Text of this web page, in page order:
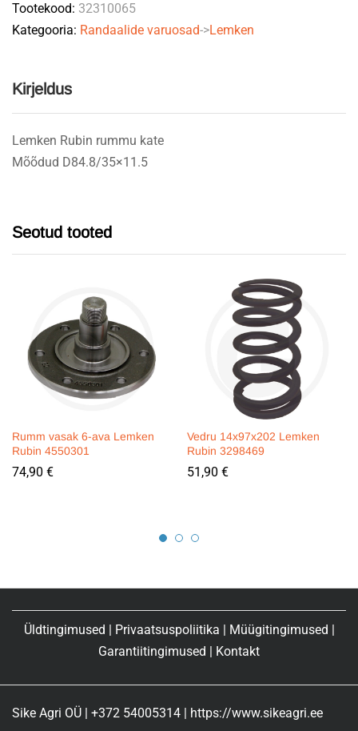
quantity
Tootekood: 32310065
Kategooria: Randaalide varuosad->Lemken
Kirjeldus
Lemken Rubin rummu kate
Mõõdud D84.8/35×11.5
Seotud tooted
Rumm vasak 6-ava Lemken
Rubin 4550301
74,90 €
Vedru 14x97x202 Lemken
Rubin 3298469
51,90 €
Üldtingimused Privaatsuspoliitika Müügitingimused
Garantiitingimused
Kontakt
Sike Agri OÜ | +372 54005314 | https://www.sikeagri.ee